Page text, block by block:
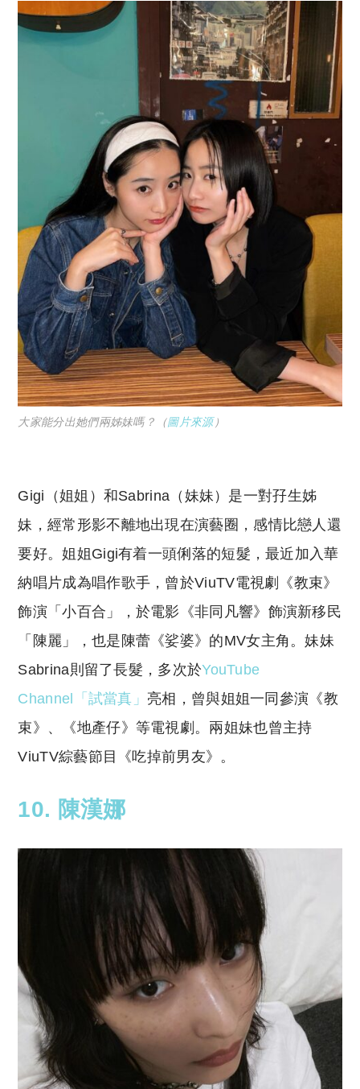
大家能分出她們兩姊妹嗎？（圖片來源）
Gigi（姐姐）和Sabrina（妹妹）是一對孖生姊
妹，經常形影不離地出現在演藝圈，感情比戀人還
要好。姐姐Gigi有着一頭俐落的短髮，最近加入華
納唱片成為唱作歌手，曾於ViuTV電視劇《教束》
飾演「小百合」，於電影《非同凡響》飾演新移民
「陳麗」，也是陳蕾《娑婆》的MV女主角。妹妹
Sabrina則留了長髮，多次於YouTube
Channel「試當真」 亮相，曾與姐姐一同參演《教
束》、《地產仔》等電視劇。兩姐妹也曾主持
ViuTV綜藝節目《吃掉前男友》。
10. 陳漢娜